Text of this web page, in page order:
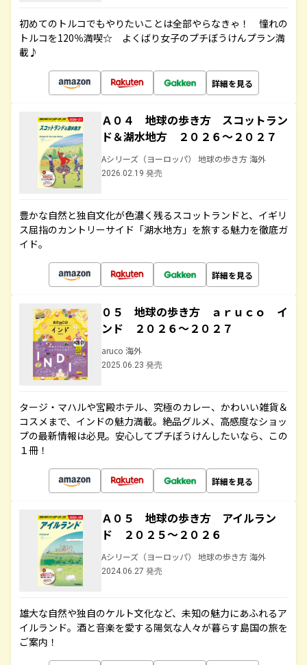
初めてのトルコでもやりたいことは全部やらなきゃ！ 憧れの
トルコを120％満喫☆ よくばり女子のプチぼうけんプラン満
載♪
詳細を見る
Ａ０４ 地球の歩き方 スコットラン
ド＆湖水地方 ２０２６～２０２７
Aシリーズ（ヨーロッパ） 地球の歩き方 海外
2026.02.19 発売
豊かな自然と独自文化が色濃く残るスコットランドと、イギリ
ス屈指のカントリーサイド「湖水地方」を旅する魅力を徹底ガ
イド。
詳細を見る
０５ 地球の歩き方 ａｒｕｃｏ イ
ンド ２０２６～２０２７
aruco 海外
2025.06.23 発売
タージ・マハルや宮殿ホテル、究極のカレー、かわいい雑貨＆
コスメまで、インドの魅力満載。絶品グルメ、高感度なショッ
プの最新情報は必見。安心してプチぼうけんしたいなら、この
１冊！
詳細を見る
Ａ０５ 地球の歩き方 アイルラン
ド ２０２５～２０２６
Aシリーズ（ヨーロッパ） 地球の歩き方 海外
2024.06.27 発売
雄大な自然や独自のケルト文化など、未知の魅力にあふれるア
イルランド。酒と音楽を愛する陽気な人々が暮らす島国の旅を
ご案内！